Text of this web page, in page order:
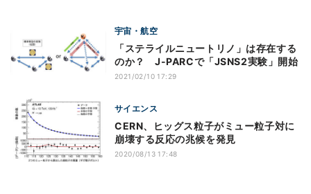
宇宙・航空
「ステライルニュートリノ」は存在する
のか？ J-PARCで「JSNS2実験」開始
2021/02/10 17:29
サイエンス
CERN、ヒッグス粒子がミュー粒子対に
崩壊する反応の兆候を発見
2020/08/13 17:48